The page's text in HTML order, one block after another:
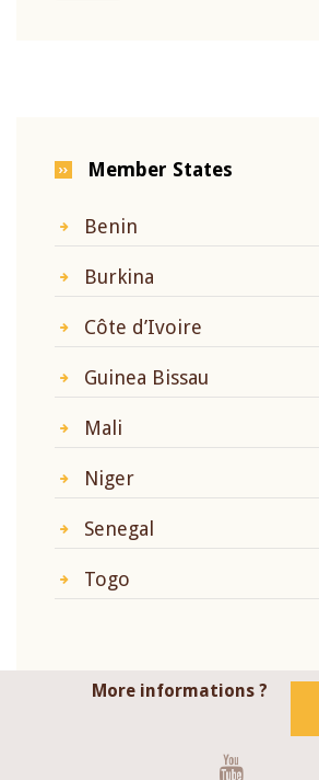
Member States
Benin
Burkina
Côte d’Ivoire
Guinea Bissau
Mali
Niger
Senegal
Togo
More informations ?